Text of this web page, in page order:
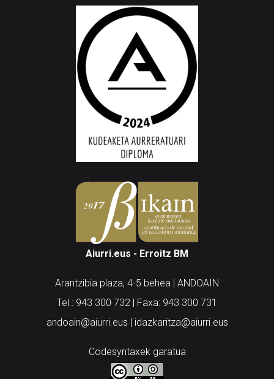
Aiurri.eus - Erroitz BM
Arantzibia plaza, 4-5 behea | ANDOAIN
Tel.: 943 300 732 | Faxa: 943 300 731
andoain@aiurri.eus | idazkaritza@aiurri.eus
Codesyntaxek garatua